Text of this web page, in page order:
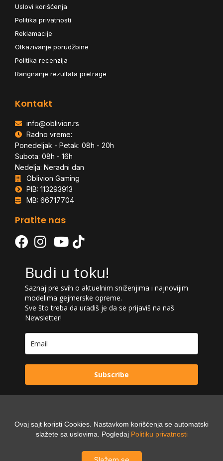
Uslovi korišćenja
Politika privatnosti
Reklamacije
Otkazivanje porudžbine
Politika recenzija
Rangiranje rezultata pretrage
Kontakt
info@oblivion.rs
Radno vreme:
Ponedeljak - Petak: 08h - 20h
Subota: 08h - 16h
Nedelja: Neradni dan
Oblivion Gaming
PIB: 113293913
MB: 66717704
Pratite nas
Budi u toku!
Saznaj pre svih o aktuelnim sniženjima i najnovijim
modelima gejmerske opreme.
Sve što treba da uradiš je da se prijaviš na naš
Newsletter!
Subscribe
Powered by:
Digilex
Ovaj sajt koristi Cookies. Nastavkom korišćenja se automatski
slažete sa uslovima. Pogledaj Politiku privatnosti